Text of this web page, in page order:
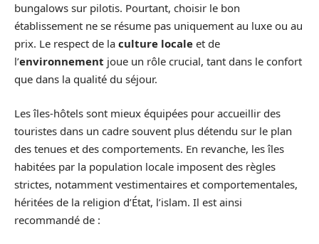
bungalows sur pilotis. Pourtant, choisir le bon
établissement ne se résume pas uniquement au luxe ou au
prix. Le respect de la culture locale et de
l’environnement joue un rôle crucial, tant dans le confort
que dans la qualité du séjour.
Les îles-hôtels sont mieux équipées pour accueillir des
touristes dans un cadre souvent plus détendu sur le plan
des tenues et des comportements. En revanche, les îles
habitées par la population locale imposent des règles
strictes, notamment vestimentaires et comportementales,
héritées de la religion d’État, l’islam. Il est ainsi
recommandé de :